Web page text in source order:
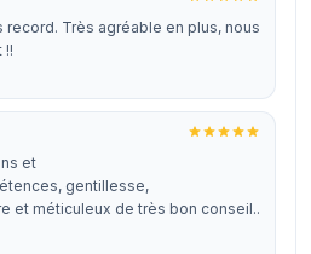
record. Très agréable en plus, nous
!!
et
gentillesse,
et méticuleux de très bon conseil..